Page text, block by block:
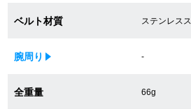
75%以上保証！中古商品高価買戻し
ベルト材質 ステンレス
腕周り -
全重量 66g